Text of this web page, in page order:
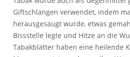
Giftschlangen verwendet, indem
herausgesaugt wurde, etwas
Bissstelle legte und Hitze an die
Tabakblätter haben eine heilende